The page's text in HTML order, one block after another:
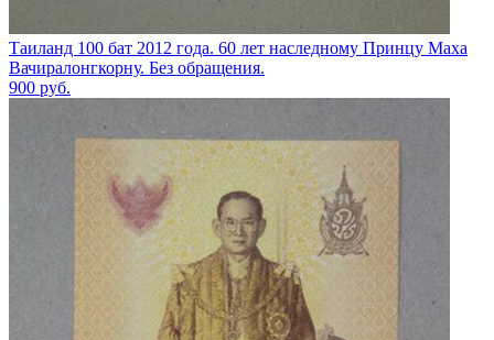
Таиланд 100 бат 2012 года. 60 лет наследному Принцу Маха
Вачиралонгкорну. Без обращения.
900 руб.